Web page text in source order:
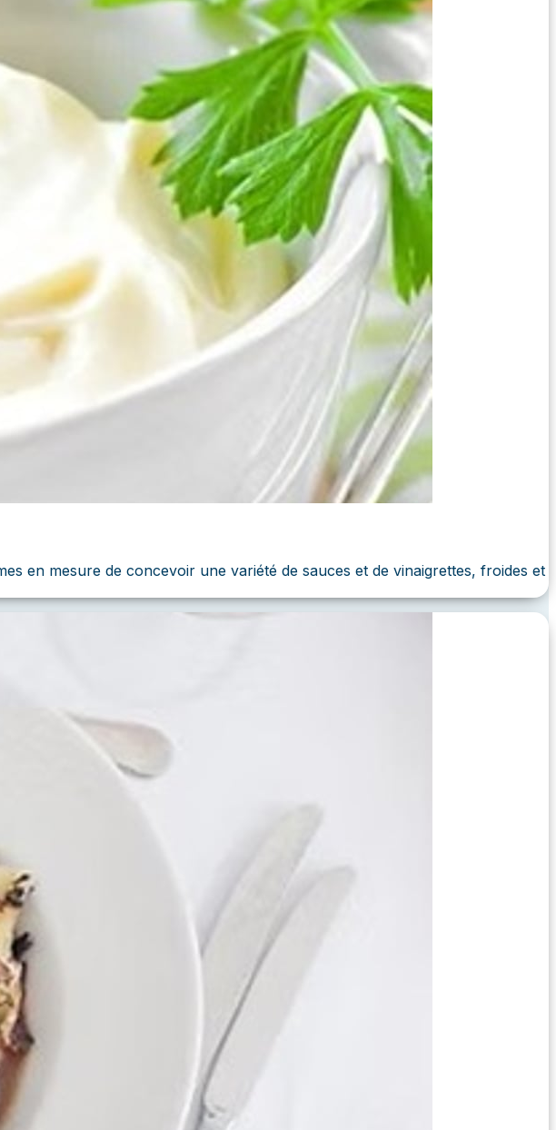
en mesure de concevoir une variété de sauces et de vinaigrettes, froides et